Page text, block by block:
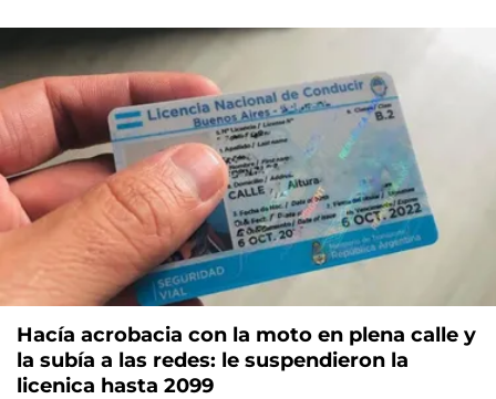
Hacía acrobacia con la moto en plena calle y
la subía a las redes: le suspendieron la
licenica hasta 2099